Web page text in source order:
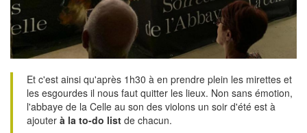
Et c'est ainsi qu'après 1h30 à en prendre plein les mirettes et
les esgourdes il nous faut quitter les lieux. Non sans émotion,
l'abbaye de la Celle au son des violons un soir d'été est à
ajouter à la to-do list de chacun.